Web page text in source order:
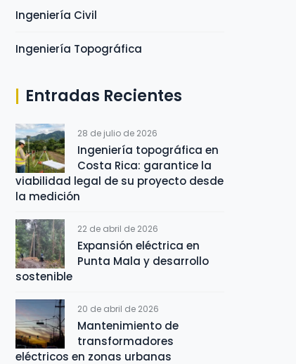
Ingeniería Civil
Ingeniería Topográfica
Entradas Recientes
28 de julio de 2026
Ingeniería topográfica en
Costa Rica: garantice la
viabilidad legal de su proyecto desde
la medición
22 de abril de 2026
Expansión eléctrica en
Punta Mala y desarrollo
sostenible
20 de abril de 2026
Mantenimiento de
transformadores
eléctricos en zonas urbanas